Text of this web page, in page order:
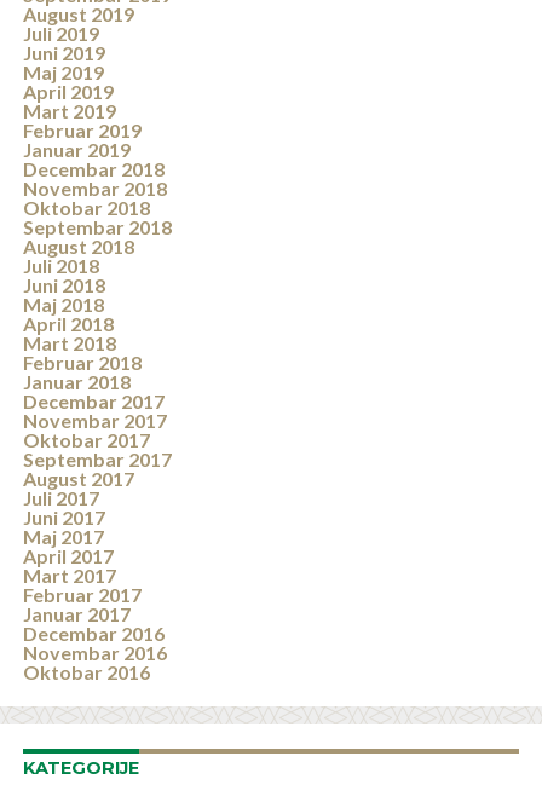
August 2019
Juli 2019
Juni 2019
Maj 2019
April 2019
Mart 2019
Februar 2019
Januar 2019
Decembar 2018
Novembar 2018
Oktobar 2018
Septembar 2018
August 2018
Juli 2018
Juni 2018
Maj 2018
April 2018
Mart 2018
Februar 2018
Januar 2018
Decembar 2017
Novembar 2017
Oktobar 2017
Septembar 2017
August 2017
Juli 2017
Juni 2017
Maj 2017
April 2017
Mart 2017
Februar 2017
Januar 2017
Decembar 2016
Novembar 2016
Oktobar 2016
KATEGORIJE